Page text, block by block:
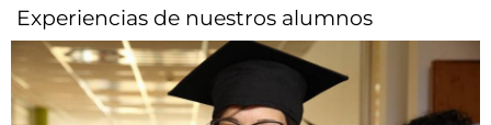
Experiencias de nuestros alumnos​